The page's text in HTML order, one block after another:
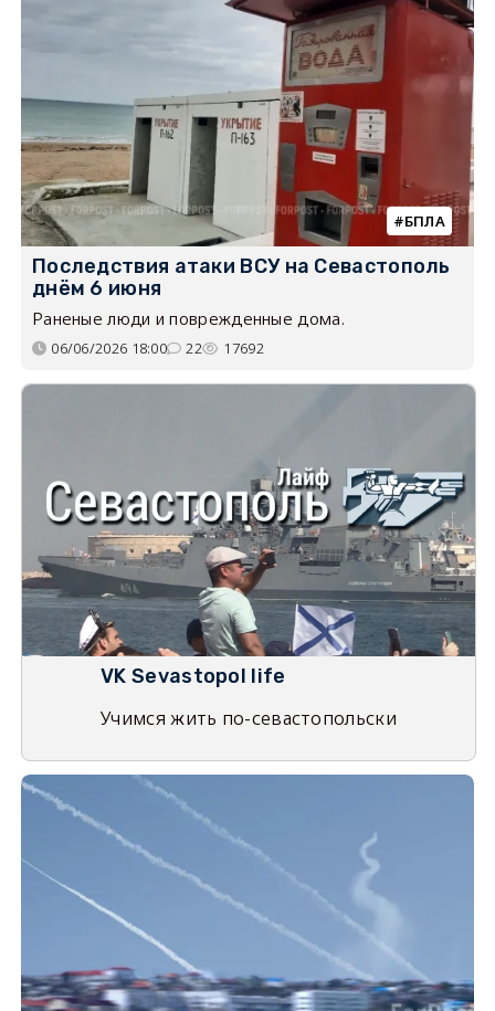
БПЛА
Последствия атаки ВСУ на Севастополь
днём 6 июня
Раненые люди и поврежденные дома.
06/06/2026 18:00 22 17692
VK Sevastopol life
Учимся жить по-севастопольски